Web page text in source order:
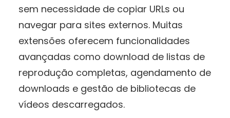
sem necessidade de copiar URLs ou
navegar para sites externos. Muitas
extensões oferecem funcionalidades
avançadas como download de listas de
reprodução completas, agendamento de
downloads e gestão de bibliotecas de
vídeos descarregados.